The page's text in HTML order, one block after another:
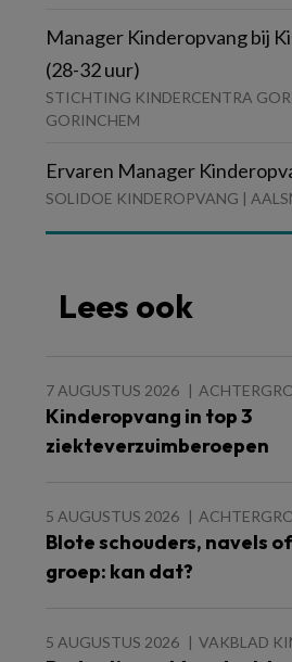
Manager Kinderopvang bij
(28-32 uur)
STICHTING KINDERCENTRA
GORINCHEM
Ervaren Manager
SOLIDOE KINDEROPVANG |
Lees ook
7 AUGUSTUS 2026
Kinderopvang in top 3
ziekteverzuimberoepen
5 AUGUSTUS 2026
Blote schouders, navels
groep: kan dat?
5 AUGUSTUS 2026 VAKBLAD